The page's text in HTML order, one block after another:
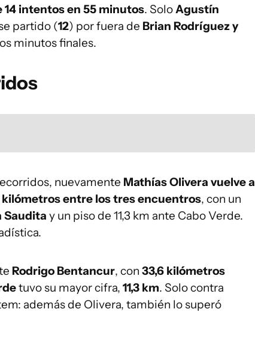
14 intentos en 55 minutos. SoloAgustín
partido (12) por fuera de Brian Rodríguez y
minutos finales.
nuevamente Mathías Olivera vuelve a
kilómetros entre los tres encuentros, con un
Saudita y un piso de 11,3 km ante Cabo Verde.
Rodrigo Bentancur, con 33,6 kilómetros
tuvo su mayor cifra, 11,3 km. Solo contra
además de Olivera, también lo superó